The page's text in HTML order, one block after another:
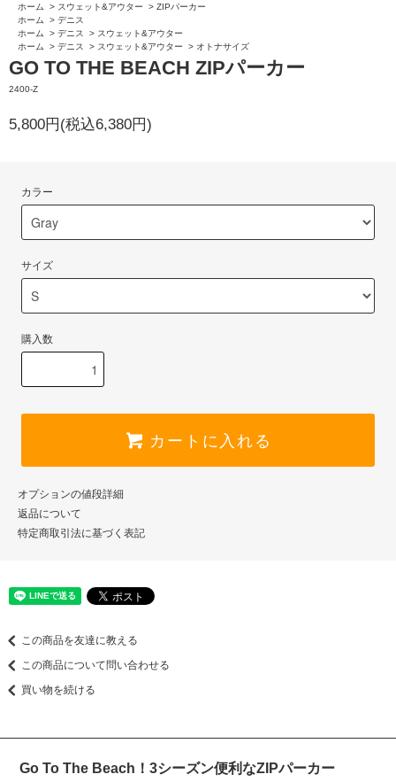
ホーム > スウェット&アウター > ZIPパーカー
ホーム
> デニス
ホーム
> デニス > スウェット&アウター
ホーム
> デニス > スウェット&アウター > オトナサイズ
GO TO THE BEACH ZIPパーカー
2400-Z
5,800円(税込6,380円)
カラー
サイズ
購入数
カートに入れる
オプションの値段詳細
返品について
特定商取引法に基づく表記
この商品を友達に教える
この商品について問い合わせる
買い物を続ける
Go To The Beach！3シーズン便利なZIPパーカー